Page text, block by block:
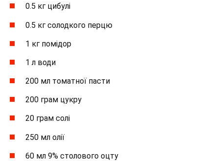
0.5 кг цибулі
0.5 кг солодкого перцю
1 кг помідор
1 л води
200 мл томатної пасти
200 грам цукру
20 грам солі
250 мл олії
60 мл 9% столового оцту